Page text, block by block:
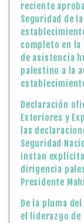
reciente
Seguridad de
completo en la
de asistencia
palestino a la
Declaración
Exteriores y
las
Seguridad
instan
dirigencia
Presidente
De la pluma
el liderazgo de